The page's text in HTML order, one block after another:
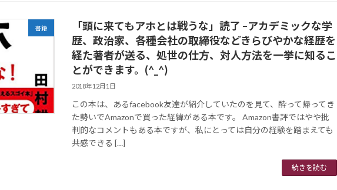
書籍
「頭に来てもアホとは戦うな」読了 –アカデミックな学
歴、政治家、各種会社の取締役などきらびやかな経歴を
経た著者が送る、処世の仕方、対人方法を一挙に知るこ
とができます。(^_^)
2018年12月1日
この本は、あるfacebook友達が紹介していたのを見て、酔って帰ってき
た勢いでAmazonで買った経緯がある本です。 Amazon書評ではやや批
判的なコメントもある本ですが、私にとっては自分の経験を踏まえても
共感できる […]
続きを読む